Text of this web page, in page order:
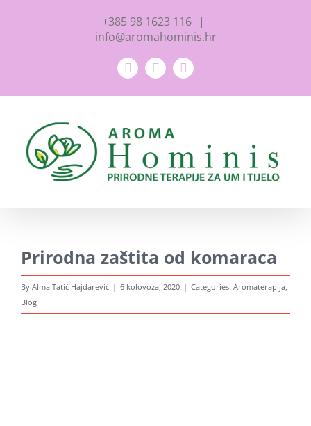
+385 98 1623 116
|
info@aromahominis.hr
FacebookYouTubeInstagram
Prirodna zaštita od komaraca
By Alma Tatić Hajdarević | 6 kolovoza, 2020 | Categories: Aromaterapija
Blog